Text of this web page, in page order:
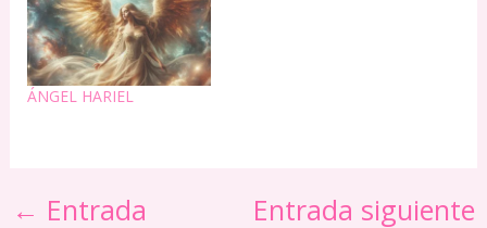
ÁNGEL HARIEL
← Entrada Entrada siguiente